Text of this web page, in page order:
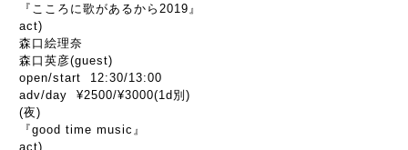
『こころに歌があるから2019』
act)
森口絵理奈
森口英彦(guest)
open/start 12:30/13:00
adv/day ¥2500/¥3000(1d別)
(夜)
『good time music』
act)